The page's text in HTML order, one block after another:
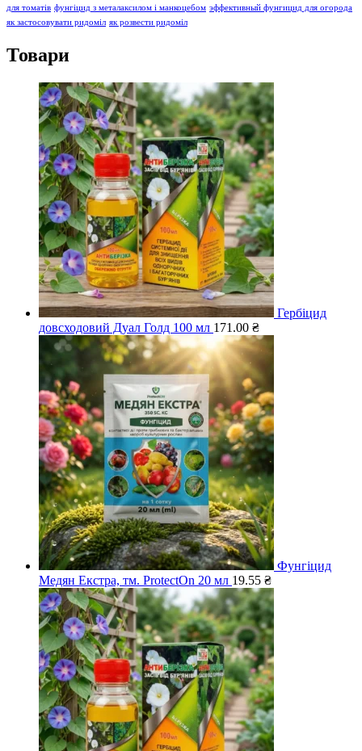
для томатів фунгіцид з металаксилом і манкоцебом эффективный фунгицид для огорода
як застосовувати ридоміл як розвести ридоміл
Товари
Гербіцид
довсходовий Дуал Голд 100 мл 171.00 ₴
Фунгіцид
Медян Екстра, тм. ProtectOn 20 мл 19.55 ₴